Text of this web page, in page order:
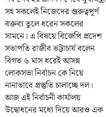
সহ সকলেই নিজেদের গুরুত্বপূর্ণ
বক্তব্য তুলে ধরেন সকলের
সামনে। এ বিষয়ে বিজেপি প্রদেশ
সভাপতি রাজীব ভট্টাচার্য বলেন
বিগত ৬ মাস ধরেই আসন্ন
লোকসভা নির্বাচন কে নিয়ে
নানাভাবে প্রস্তুতি চালাচ্ছে দল।
আজ এই নির্বাচনী কার্যালয়
উদ্বোধনের মধ্যে দিয়ে আরও এক